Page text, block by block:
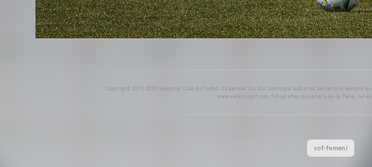
Copyright 2013-2025 Valencia Club de Futbol. Es permet l'ús del contingut editorial de l'article sempre
www.valenciacf.com. Fotografies de Lázaro de la Peña, no
vcf-femení